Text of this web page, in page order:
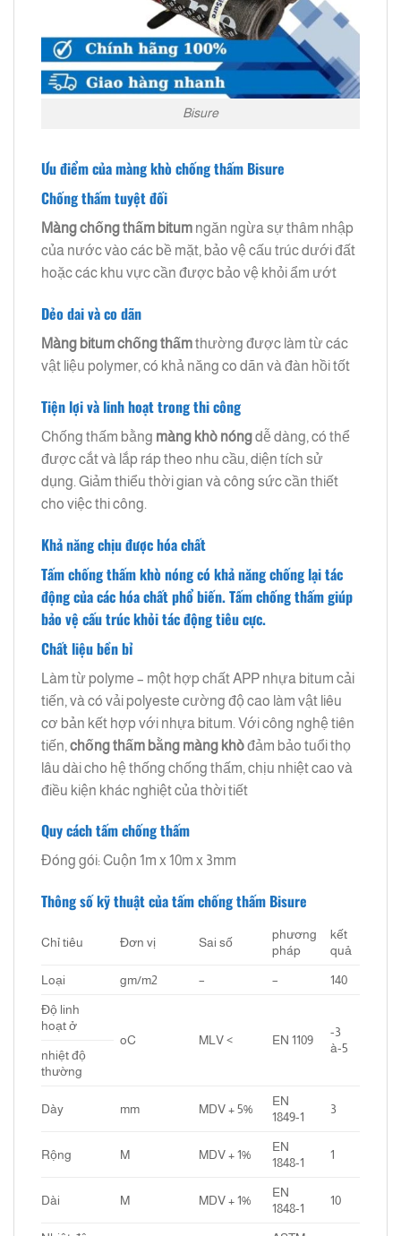
Bisure
Ưu điểm của màng khò chống thấm Bisure
Chống thấm tuyệt đối
Màng chống thấm bitum ngăn ngừa sự thâm nhập
của nước vào các bề mặt, bảo vệ cấu trúc dưới đất
hoặc các khu vực cần được bảo vệ khỏi ẩm ướt
Dẻo dai và co dãn
Màng bitum chống thấmthường được làm từ các
vật liệu polymer, có khả năng co dãn và đàn hồi tốt
Tiện lợi và linh hoạt trong thi công
Chống thấm bằng màng khò nóngdễ dàng, có thể
được cắt và lắp ráp theo nhu cầu, diện tích sử
dụng. Giảm thiểu thời gian và công sức cần thiết
cho việc thi công.
Khả năng chịu được hóa chất
Tấm chống thấmkhò nóng có khả năng chống lại tác
động của các hóa chất phổ biến. Tấm chống thấm giúp
bảo vệ cấu trúc khỏi tác động tiêu cực.
Chất liệu bền bỉ
Làm từ polyme – một hợp chất APP nhựa bitum cải
tiến, và có vải polyeste cường độ cao làm vật liêu
cơ bản kết hợp với nhựa bitum. Với công nghệ tiên
tiến, chống thấm bằng màng khòđảm bảo tuổi thọ
lâu dài cho hệ thống chống thấm, chịu nhiệt cao và
điều kiện khác nghiệt của thời tiết
Quy cách tấm chống thấm
Đóng gói: Cuộn 1m x 10m x 3mm
Thông số kỹ thuật của tấm chống thấm Bisure
Chỉ tiêu Đơn vị Sai số
phương
pháp
kết
quả
Loại gm/m2 – – 140
Độ linh
hoạt ở
oC
MLV < EN 1109
-3
à-5
nhiệt độ
thường
Dày mm MDV + 5%
EN
1849-1
3
Rộng M MDV + 1%
EN
1848-1
1
Dài M MDV + 1%
EN
1848-1
10